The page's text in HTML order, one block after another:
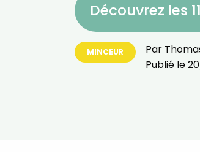
Découvrez les
MINCEUR Par
Publié le